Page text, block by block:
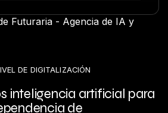
DE DIGITALIZACIÓN
inteligencia artificial para
de